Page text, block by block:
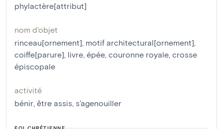
phylactère[attribut]
nom d'objet
rinceau[ornement], motif architectural[ornement],
coiffe[parure], livre, épée, couronne royale, crosse
épiscopale
activité
bénir, être assis, s'agenouiller